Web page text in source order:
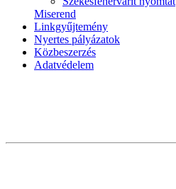
Miserend
Linkgyűjtemény
Nyertes pályázatok
Közbeszerzés
Adatvédelem